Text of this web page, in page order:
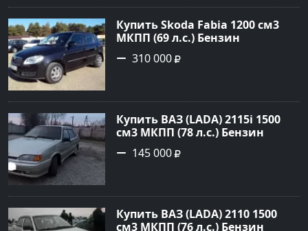
Авторынок23
Купить Skoda Fabia 1200 см3
МКПП (69 л.с.) Бензин
инжектор в Кропоткин: цвет
черный Хетчбэк 2010 года по
Авторынок23
310 000
Купить ВАЗ (LADA) 2115i 1500
см3 МКПП (78 л.с.) Бензин
инжектор в Брюховецкая: цвет
Золотой Седан 2003 года по
Авторынок23
145 000
Купить ВАЗ (LADA) 2110 1500
см3 МКПП (76 л.с.) Бензин